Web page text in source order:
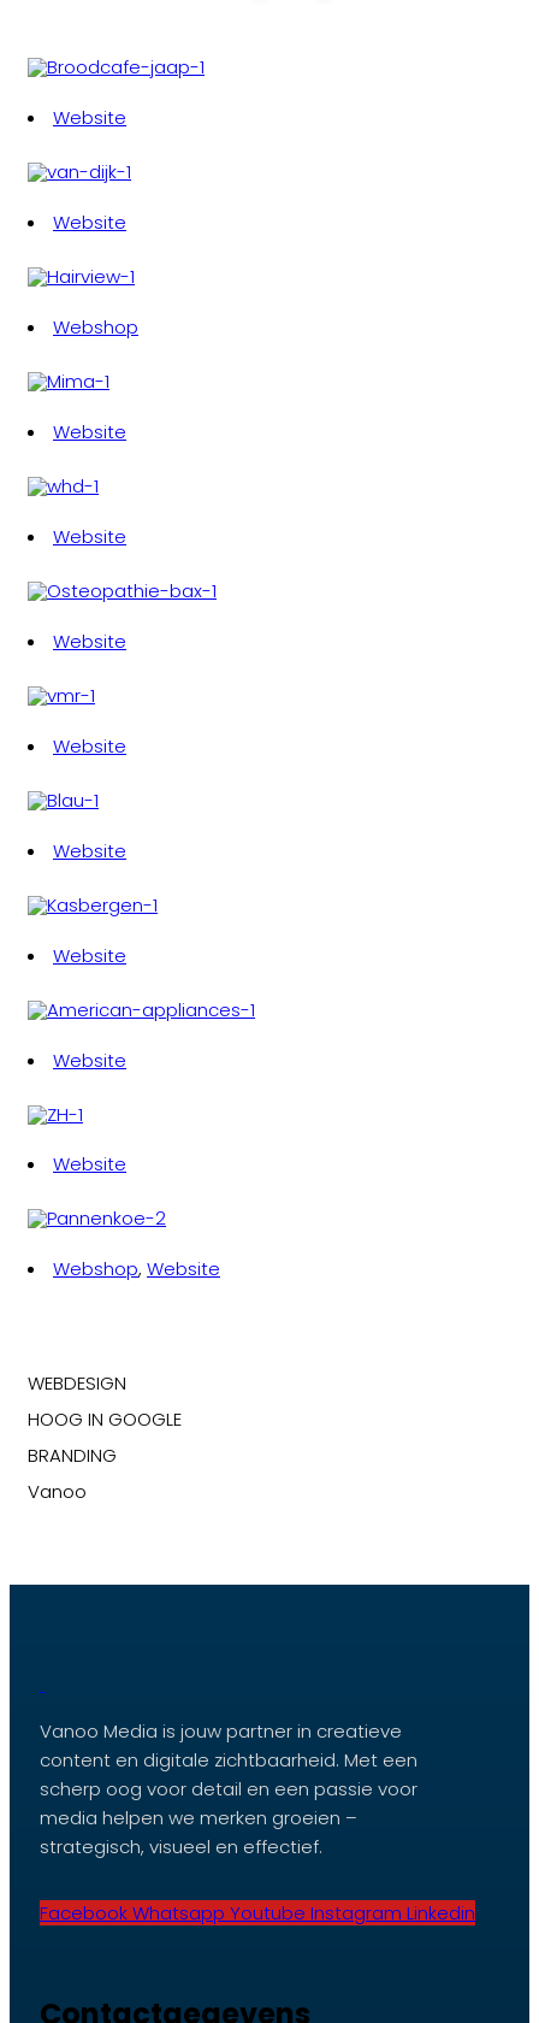
Website
Website
Webshop
Website
Website
Website
Website
Website
Website
Website
Website
Webshop, Website
WEBDESIGN
HOOG IN GOOGLE
BRANDING
Vanoo
Vanoo Media is jouw partner in creatieve
content en digitale zichtbaarheid. Met een
scherp oog voor detail en een passie voor
media helpen we merken groeien –
strategisch, visueel en effectief.
FacebookWhatsapp Youtube Instagram Linkedin
Contactgegevens